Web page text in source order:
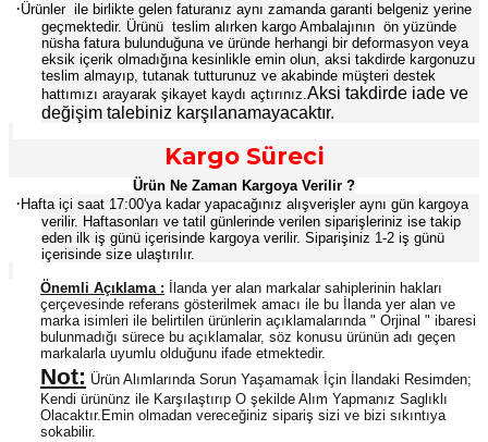
·Ürünler ile birlikte gelen faturanız aynı zamanda garanti belgeniz yerine
geçmektedir. Ürünü teslim alırken kargo Ambalajının ön yüzünde
nüsha fatura bulunduğuna ve üründe herhangi bir deformasyon veya
eksik içerik olmadığına kesinlikle emin olun, aksi takdirde kargonuzu
teslim almayıp, tutanak tutturunuz ve akabinde müşteri destek
hattımızı arayarak şikayet kaydı açtırınız.Aksi takdirde iade ve
değişim talebiniz karşılanamayacaktır.
Kargo Süreci
Ürün Ne Zaman Kargoya Verilir ?
· Hafta içi saat 17:00'ya kadar yapacağınız alışverişler aynı gün kargoya
verilir. Haftasonları ve tatil günlerinde verilen siparişleriniz ise takip
eden ilk iş günü içerisinde kargoya verilir. Siparişiniz 1-2 iş günü
içerisinde size ulaştırılır.
Önemli Açıklama : İlanda yer alan markalar sahiplerinin hakları
çerçevesinde referans gösterilmek amacı ile bu İlanda yer alan ve
marka isimleri ile belirtilen ürünlerin açıklamalarında " Orjinal " ibaresi
bulunmadığı sürece bu açıklamalar, söz konusu ürünün adı geçen
markalarla uyumlu olduğunu ifade etmektedir.
Not: Ürün Alımlarında Sorun Yaşamamak İçin İlandaki Resimden;
Kendi ürününz ile Karşılaştırıp O şekilde Alım Yapmanız Saglıklı
Olacaktır.Emin olmadan vereceğiniz sipariş sizi ve bizi sıkıntıya
sokabilir.